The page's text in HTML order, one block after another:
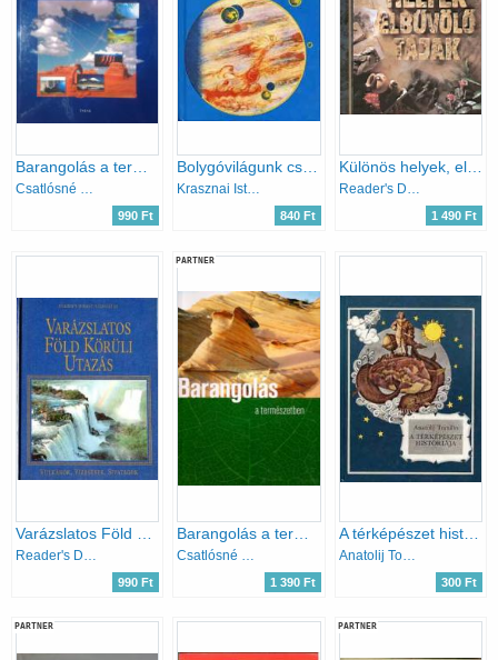
Csatlósné Miklós Anna
990 Ft
Krasznai István
840 Ft
Különös helyek, elbűvölő tájak
Reader's Digest Válogatás
1 490 Ft
990 Ft
PARTNER
1 390 Ft
A térképészet históriája
Anatolij Tomilin
300 Ft
PARTNER PARTNER